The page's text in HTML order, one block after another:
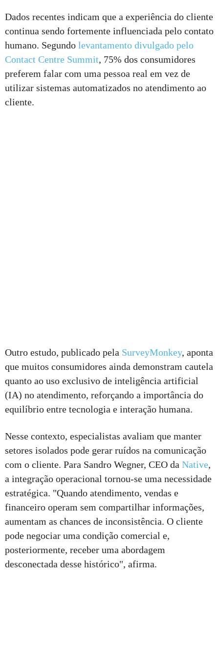
Dados recentes indicam que a experiência do cliente
continua sendo fortemente influenciada pelo contato
humano. Segundo levantamento divulgado pelo
Contact Centre Summit, 75% dos consumidores
preferem falar com uma pessoa real em vez de
utilizar sistemas automatizados no atendimento ao
cliente.
Outro estudo, publicado pela SurveyMonkey, aponta
que muitos consumidores ainda demonstram cautela
quanto ao uso exclusivo de inteligência artificial
(IA) no atendimento, reforçando a importância do
equilíbrio entre tecnologia e interação humana.
Nesse contexto, especialistas avaliam que manter
setores isolados pode gerar ruídos na comunicação
com o cliente. Para Sandro Wegner, CEO da Native,
a integração operacional tornou-se uma necessidade
estratégica. "Quando atendimento, vendas e
financeiro operam sem compartilhar informações,
aumentam as chances de inconsistência. O cliente
pode negociar uma condição comercial e,
posteriormente, receber uma abordagem
desconectada desse histórico", afirma.